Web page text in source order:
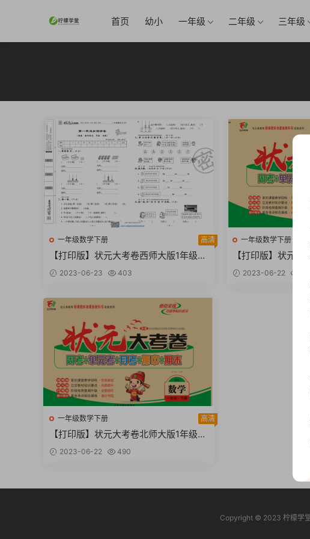
首页 幼小 一年级 二年级 三年级
一年级数学下册 高清
【打印版】状元大考卷西师大版1年级单
元月考期中期末【48页PDF文档】
2023-06-23 403
一年级数学下册
【打印版】状元
月考期中期末【54
2023-06-22
一年级数学下册 高清
【打印版】状元大考卷北师大版1年级单
元月考期中期末 【49页PDF文档】
2023-06-22 490
Copyright © 2023 柠檬学堂